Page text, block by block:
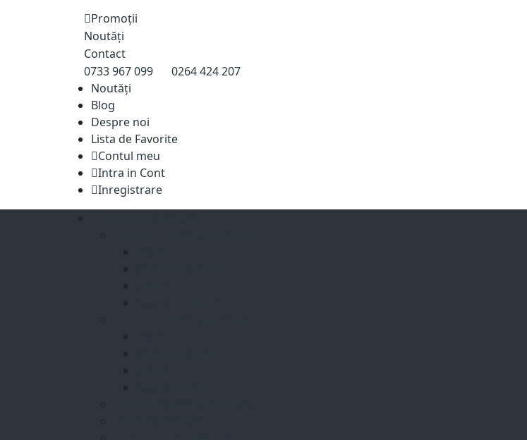
Promoții
Noutăți
Contact
0733 967 099
0264 424 207
Noutăți
Blog
Despre noi
Lista de Favorite
Contul meu
Intra in Cont
Inregistrare